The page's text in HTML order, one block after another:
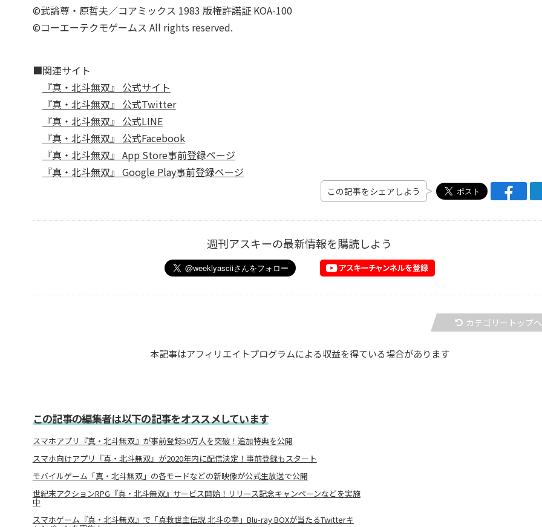
©武論尊・原哲夫／コアミックス 1983 版権許諾証 KOA-100
©コーエーテクモゲームス All rights reserved.
■関連サイト
『真・北斗無双』 公式サイト
『真・北斗無双』 公式Twitter
『真・北斗無双』 公式LINE
『真・北斗無双』 公式Facebook
『真・北斗無双』 App Store事前登録ページ
『真・北斗無双』 Google Play事前登録ページ
この記事をシェアしよう
週刊アスキーの最新情報を購読しよう
カテゴリートップへ
本記事はアフィリエイトプログラムによる収益を得ている場合があります
この記事の編集者は以下の記事をオススメしています
スマホアプリ『真・北斗無双』が事前登録50万人を突破！追加特典を公開
スマホ向けアプリ『真・北斗無双』が2020年内に配信決定！事前登録もスタート
モバイルゲーム「真・北斗無双」の各モードなどの新映像が公式生放送で公開
世紀末アクションRPG『真・北斗無双』サービス開始！リリース記念キャンペーンなどを実施
中
スマホゲーム『真・北斗無双』で「真救世主伝説 北斗の拳」Blu-ray BOXが当たるTwitterキ